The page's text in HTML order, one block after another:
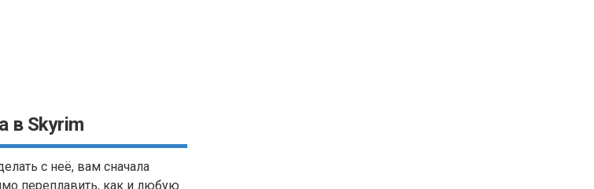
в Skyrim
с неё, вам сначала
переплавить, как и любую